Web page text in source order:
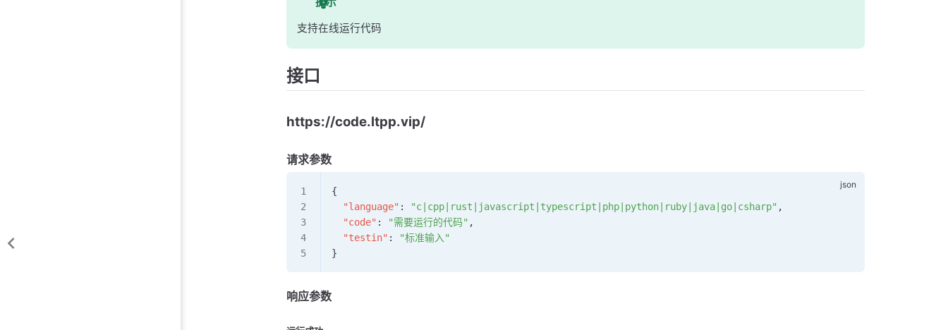
支持在线运行代码
接口
https://code.ltpp.vip/
请求参数
{
  "language"
: "c|cpp|rust|javascript|typescript|php|python|ruby|java|go|csharp" ,
  "code"
: "需要运行的代码" ,
  "testin"
:
"标准输入"
}
响应参数